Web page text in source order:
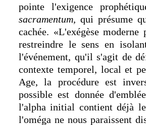
pointe l'exigence
sacramentum, qui présume
cachée. «L'exégèse
restreindre le sens en
l'événement, qu'il s'agit de
contexte temporel, local et
Age, la procédure est
possible est donnée
l'alpha initial contient déjà
l'oméga ne nous paraissent